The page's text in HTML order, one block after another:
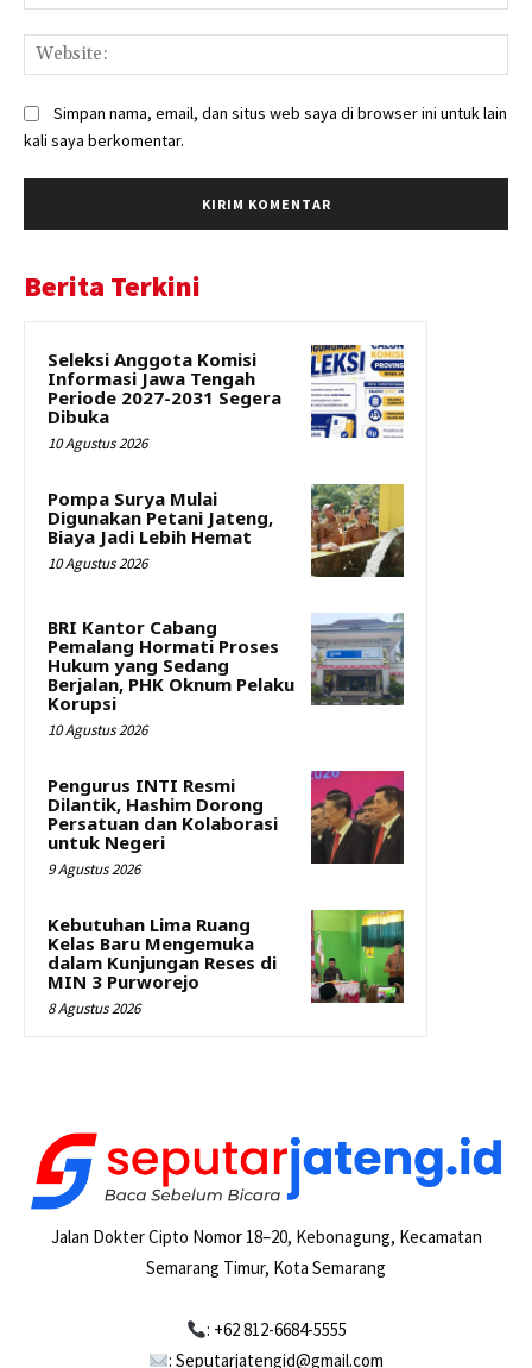
Simpan nama, email, dan situs web saya di browser ini untuk lain
kali saya berkomentar.
Berita Terkini
Seleksi Anggota Komisi
Informasi Jawa Tengah
Periode 2027-2031 Segera
Dibuka
10 Agustus 2026
Pompa Surya Mulai
Digunakan Petani Jateng,
Biaya Jadi Lebih Hemat
10 Agustus 2026
BRI Kantor Cabang
Pemalang Hormati Proses
Hukum yang Sedang
Berjalan, PHK Oknum Pelaku
Korupsi
10 Agustus 2026
Pengurus INTI Resmi
Dilantik, Hashim Dorong
Persatuan dan Kolaborasi
untuk Negeri
9 Agustus 2026
Kebutuhan Lima Ruang
Kelas Baru Mengemuka
dalam Kunjungan Reses di
MIN 3 Purworejo
8 Agustus 2026
Jalan Dokter Cipto Nomor 18–20, Kebonagung, Kecamatan
Semarang Timur, Kota Semarang
: +62 812-6684-5555
: Seputarjatengid@gmail.com